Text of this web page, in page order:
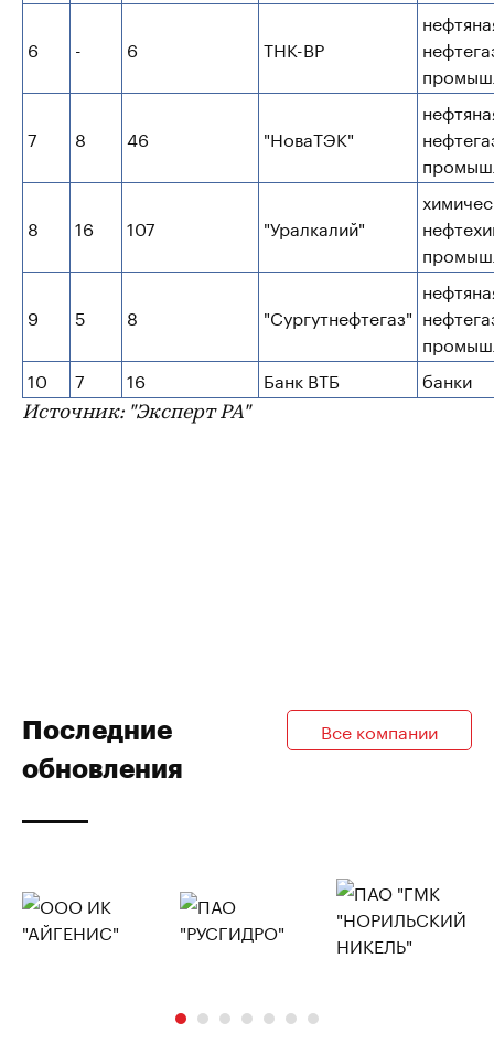
6 - 6 ТНК-ВР
7 8 46 "НоваТЭК"
8 16 107 "Уралкалий"
9 5 8 "Сургутнефтегаз"
10
7 16 Банк ВТБ банки
Источник: "Эксперт РА"
Последние
обновления
Все компании